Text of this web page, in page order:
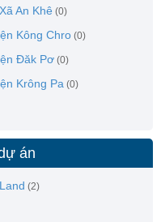
An Khê (0)
Kông Chro (0)
Đăk Pơ (0)
Krông Pa (0)
án
(2)